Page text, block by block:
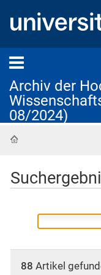
Archiv der
08/2024)
88 Artikel